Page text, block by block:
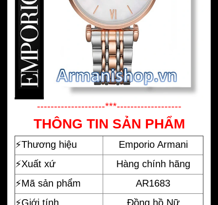
--------------------***-------------------
THÔNG TIN SẢN PHẨM
⚡️Thương hiệu
Emporio Armani
⚡️Xuất xứ
Hàng chính hãng
⚡️Mã sản phẩm
AR1683
⚡️Giới tính
Đồng hồ Nữ